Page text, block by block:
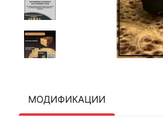
МОДИФИКАЦИИ